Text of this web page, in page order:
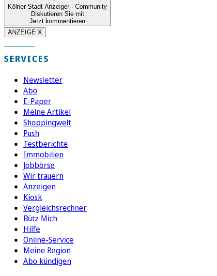
Kölner Stadt-Anzeiger · Community
Diskutieren Sie mit
Jetzt kommentieren
ANZEIGE X
SERVICES
Newsletter
Abo
E-Paper
Meine Artikel
Shoppingwelt
Push
Testberichte
Immobilien
Jobbörse
Wir trauern
Anzeigen
Kiosk
Vergleichsrechner
Bütz Mich
Hilfe
Online-Service
Meine Region
Abo kündigen